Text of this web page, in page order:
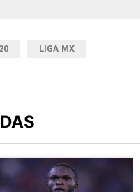
LIGA MX
"Cruz Azul 2-3 Atlante:
artículo de tendencia con